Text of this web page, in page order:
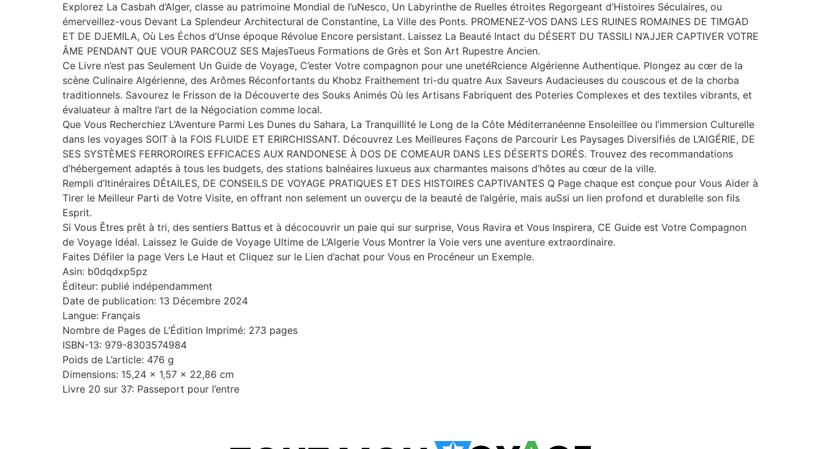
Explorez La Casbah d’Alger, classe au patrimoine Mondial de l’uNesco, Un Labyrinthe de Ruelles étroites Regorgeant d’Histoires Séculaires, ou
émerveillez-vous Devant La Splendeur Architectural de Constantine, La Ville des Ponts. PROMENEZ-VOS DANS LES RUINES ROMAINES DE TIMGAD
ET DE DJEMILA, Où Les Échos d’Unse époque Révolue Encore persistant. Laissez La Beauté Intact du DÉSERT DU TASSILI N’AJJER CAPTIVER VOTRE
ÂME PENDANT QUE VOUR PARCOUZ SES MajesTueus Formations de Grès et Son Art Rupestre Ancien.
Ce Livre n’est pas Seulement Un Guide de Voyage, C’ester Votre compagnon pour une unetéRcience Algérienne Authentique. Plongez au cœr de la
scène Culinaire Algérienne, des Arômes Réconfortants du Khobz Fraithement tri-du quatre Aux Saveurs Audacieuses du couscous et de la chorba
traditionnels. Savourez le Frisson de la Découverte des Souks Animés Où les Artisans Fabriquent des Poteries Complexes et des textiles vibrants, et
évaluateur à maître l’art de la Négociation comme local.
Que Vous Recherchiez L’Aventure Parmi Les Dunes du Sahara, La Tranquillité le Long de la Côte Méditerranéenne Ensoleillee ou l’immersion Culturelle
dans les voyages SOIT à la FOIS FLUIDE ET ERIRCHISSANT. Découvrez Les Meilleures Façons de Parcourir Les Paysages Diversifiés de L’AlGÉRIE, DE
SES SYSTÈMES FERROROIRES EFFICACES AUX RANDONESE À DOS DE COMEAUR DANS LES DÉSERTS DORÉS. Trouvez des recommandations
d’hébergement adaptés à tous les budgets, des stations balnéaires luxueus aux charmantes maisons d’hôtes au cœur de la ville.
Rempli d’Itinéraires DÉtAILES, DE CONSEILS DE VOYAGE PRATIQUES ET DES HISTOIRES CAPTIVANTES Q Page chaque est conçue pour Vous Aider à
Tirer le Meilleur Parti de Votre Visite, en offrant non selement un ouverçu de la beauté de l’algérie, mais auSsi un lien profond et durablelle son fils
Esprit.
Si Vous Êtres prêt à tri, des sentiers Battus et à décocouvrir un paie qui sur surprise, Vous Ravira et Vous Inspirera, CE Guide est Votre Compagnon
de Voyage Idéal. Laissez le Guide de Voyage Ultime de L’Algerie Vous Montrer la Voie vers une aventure extraordinaire.
Faites Défiler la page Vers Le Haut et Cliquez sur le Lien d’achat pour Vous en Procéneur un Exemple.
Asin: b0dqdxp5pz
Éditeur: publié indépendamment
Date de publication: 13 Décembre 2024
Langue: Français
Nombre de Pages de L’Édition Imprimé: 273 pages
ISBN-13: 979-8303574984
Poids de L’article: 476 g
Dimensions: 15,24 x 1,57 x 22,86 cm
Livre 20 sur 37: Passeport pour l’entre